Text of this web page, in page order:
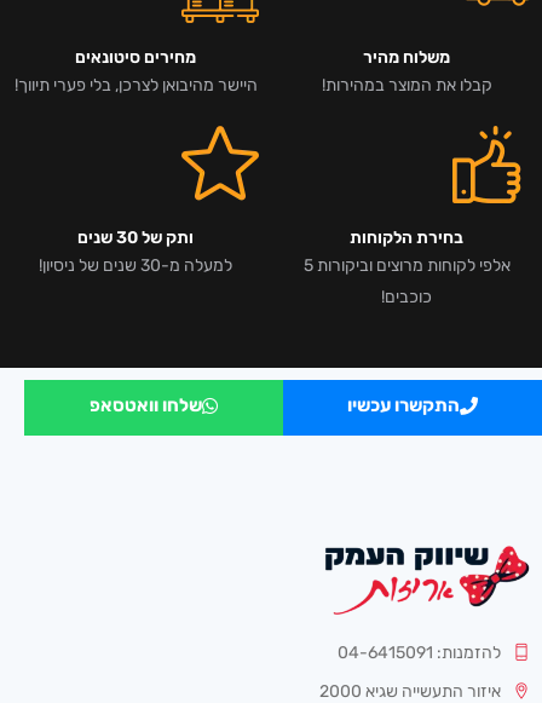
משלוח מהיר
קבלו את המוצר במהירות!
מחירים סיטונאים
היישר מהיבואן לצרכן, בלי פערי תיווך!
בחירת הלקוחות
אלפי לקוחות מרוצים וביקורות 5
כוכבים!
ותק של 30 שנים
למעלה מ-30 שנים של ניסיון!
התקשרו עכשיו שלחו וואטסאפ
להזמנות: 04-6415091
איזור התעשייה שגיא 2000